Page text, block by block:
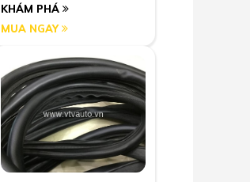
KHÁM PHÁ
MUA NGAY